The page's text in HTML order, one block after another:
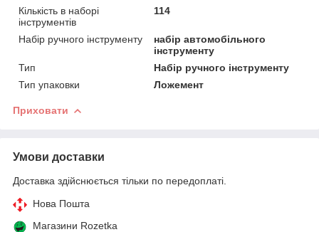
Кількість в наборі
інструментів
114
Набір ручного інструменту
набір автомобільного
інструменту
Тип
Набір ручного інструменту
Тип упаковки
Ложемент
Приховати
Умови доставки
Доставка здійснюється тільки по передоплаті.
Нова Пошта
Магазини Rozetka